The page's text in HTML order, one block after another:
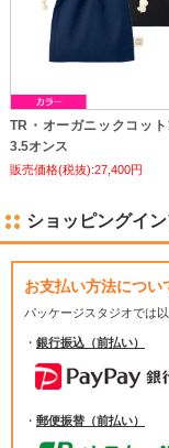
TR・オーガニックコッ
3.5オンス
販売価格(税抜):27,400円
ショッピングイ
お支払い方法につい
パッケージスタジオでは
・ 銀行振込（前払い）
・ 郵便振替（前払い）